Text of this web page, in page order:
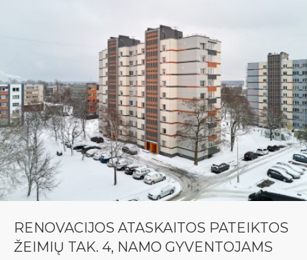
RENOVACIJOS ATASKAITOS PATEIKTOS
ŽEIMIŲ TAK. 4, NAMO GYVENTOJAMS